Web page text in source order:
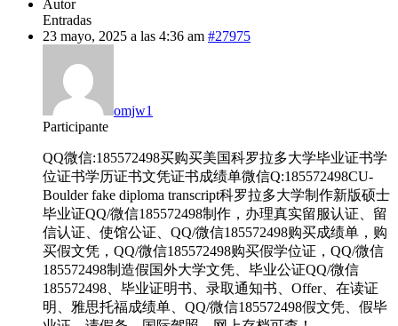
Autor
Entradas
23 mayo, 2025 a las 4:36 am #27975
omjw1
Participante
QQ微信:185572498买购买美国科罗拉多大学毕业证书学
位证书学历证书文凭证书成绩单微信Q:185572498CU-
Boulder fake diploma transcript科罗拉多大学制作新版硕士
毕业证QQ/微信185572498制作，办理真实留服认证、留
信认证、使馆公证、QQ/微信185572498购买成绩单，购
买假文凭，QQ/微信185572498购买假学位证，QQ/微信
185572498制造假国外大学文凭、毕业公证QQ/微信
185572498、毕业证明书、录取通知书、Offer、在读证
明、雅思托福成绩单、QQ/微信185572498假文凭、假毕